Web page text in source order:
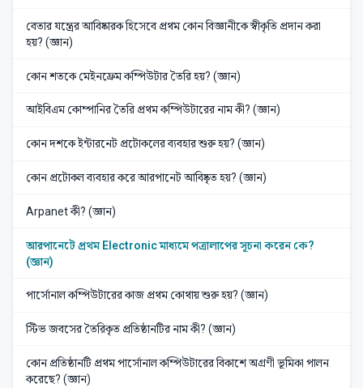
বেতার যন্ত্রের আবিষ্কারক হিসেবে প্রথম কোন বিজ্ঞানীকে স্বীকৃতি প্রদান করা
হয়? (জ্ঞান)
কোন শতকে মেইনফ্রেম কম্পিউটার তৈরি হয়? (জ্ঞান)
আইবিএম কোম্পানির তৈরি প্রথম কম্পিউটারের নাম কী? (জ্ঞান)
কোন দশকে ইন্টারনেট প্রটোকলের ব্যবহার শুরু হয়? (জ্ঞান)
কোন প্রটোকল ব্যবহার করে আরপানেট আবিষ্কৃত হয়? (জ্ঞান)
Arpanet কী? (জ্ঞান)
আরপানেটে প্রথম Electronic মাধ্যমে পত্রালাপের সূচনা করেন কে?
(জ্ঞান)
পার্সোনাল কম্পিউটারের কাজ প্রথম কোথায় শুরু হয়? (জ্ঞান)
স্টিভ জবসের তৈরিকৃত প্রতিষ্ঠানটির নাম কী? (জ্ঞান)
কোন প্রতিষ্ঠানটি প্রথম পার্সোনাল কম্পিউটারের বিকাশে অগ্রণী ভূমিকা পালন
করেছে? (জ্ঞান)